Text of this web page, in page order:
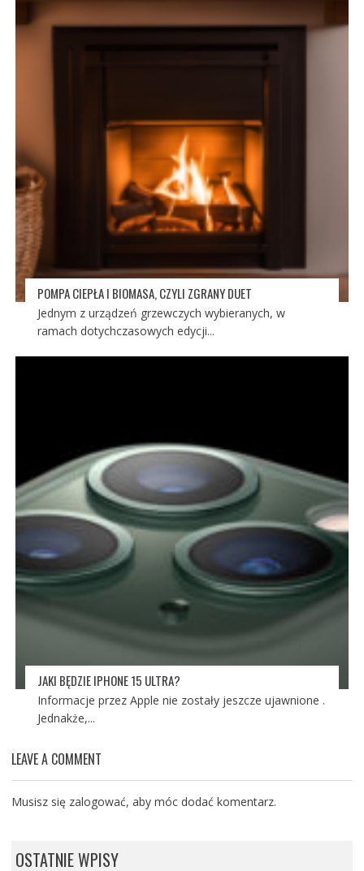
POMPA CIEPŁA I BIOMASA, CZYLI ZGRANY DUET
Jednym z urządzeń grzewczych wybieranych, w
ramach dotychczasowych edycji...
JAKI BĘDZIE IPHONE 15 ULTRA?
Informacje przez Apple nie zostały jeszcze ujawnione .
Jednakże,...
LEAVE A COMMENT
Musisz się zalogować, aby móc dodać komentarz.
OSTATNIE WPISY